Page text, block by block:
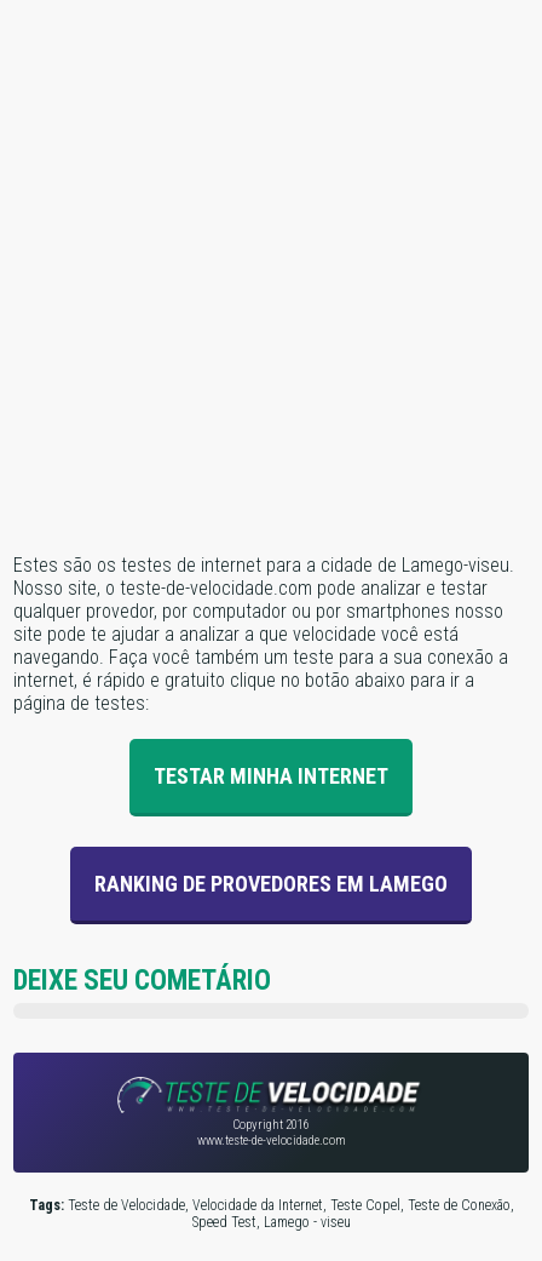
Estes são os testes de internet para a cidade de Lamego-viseu.
Nosso site, o teste-de-velocidade.com pode analizar e testar
qualquer provedor, por computador ou por smartphones nosso
site pode te ajudar a analizar a que velocidade você está
navegando. Faça você também um teste para a sua conexão a
internet, é rápido e gratuito clique no botão abaixo para ir a
página de testes:
TESTAR MINHA INTERNET
RANKING DE PROVEDORES EM LAMEGO
DEIXE SEU COMETÁRIO
Copyright 2016
www.teste-de-velocidade.com
Tags:Teste de Velocidade, Velocidade da Internet, Teste Copel, Teste de Conexão,
Speed Test, Lamego - viseu